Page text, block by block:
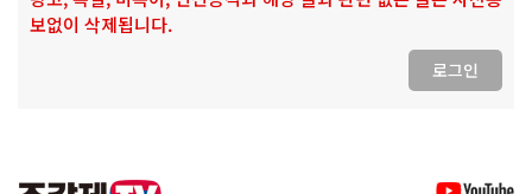
보없이 삭제됩니다.
로그인